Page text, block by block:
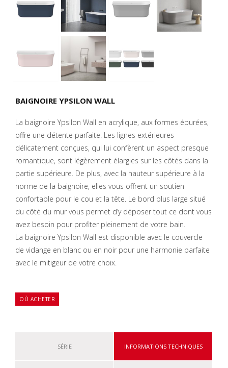
BAIGNOIRE YPSILON WALL
La baignoire Ypsilon Wall en acrylique, aux formes épurées,
offre une détente parfaite. Les lignes extérieures
délicatement conçues, qui lui confèrent un aspect presque
romantique, sont légèrement élargies sur les côtés dans la
partie supérieure. De plus, avec la hauteur supérieure à la
norme de la baignoire, elles vous offrent un soutien
confortable pour le cou et la tête. Le bord plus large situé
du côté du mur vous permet d’y déposer tout ce dont vous
avez besoin pour profiter pleinement de votre bain.
La baignoire Ypsilon Wall est disponible avec le couvercle
de vidange en blanc ou en noir pour une harmonie parfaite
avec le mitigeur de votre choix.
OÙ ACHETER
SÉRIE INFORMATIONS TECHNIQUES